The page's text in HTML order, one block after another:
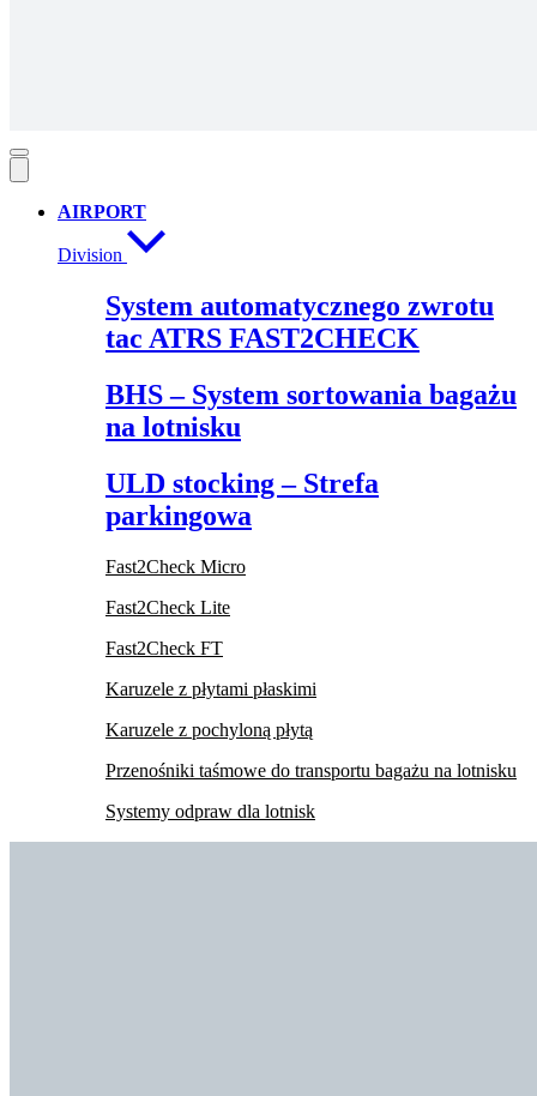
AIRPORT
Division
System automatycznego zwrotu
tac ATRS FAST2CHECK
BHS – System sortowania bagażu
na lotnisku
ULD stocking – Strefa
parkingowa
Fast2Check Micro
Fast2Check Lite
Fast2Check FT
Karuzele z płytami płaskimi
Karuzele z pochyloną płytą
Przenośniki taśmowe do transportu bagażu na lotnisku
Systemy odpraw dla lotnisk